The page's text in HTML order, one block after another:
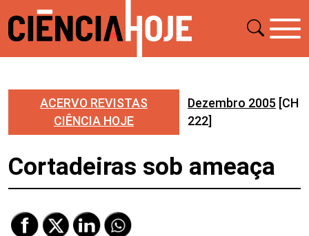
ACERVO REVISTAS
CIÊNCIA HOJE
Dezembro 2005 [CH
222]
Cortadeiras sob ameaça